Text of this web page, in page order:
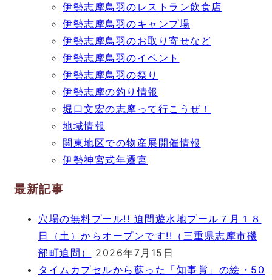
伊勢志摩鳥羽のレストラン飲食店
伊勢志摩鳥羽のキャンプ場
伊勢志摩鳥羽のお取り寄せなど
伊勢志摩鳥羽のイベント
伊勢志摩鳥羽の祭り
伊勢志摩の釣り情報
堀口文宏の志摩って行こうぜ！
地域情報
関東地区での物産展開催情報
伊勢神宮式年遷宮
最新記事
穴場の無料プール!! 迫間遊水地プール７月１８
日（土）からオープンです!!（三重県志摩市磯
部町迫間）
2026年7月15日
タイムカプセルから蘇った「知事賞」の絵・50